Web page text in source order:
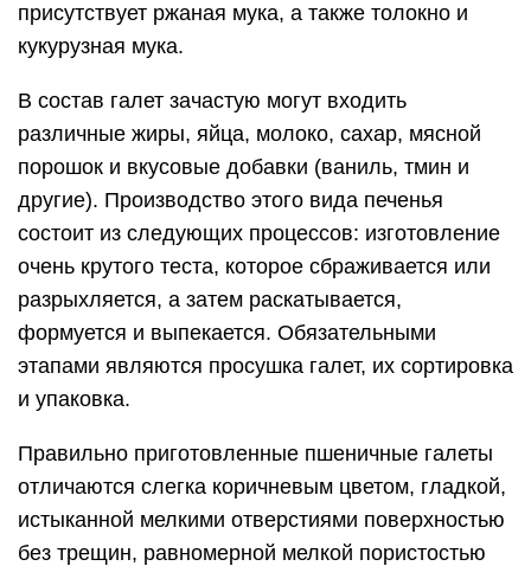
присутствует ржаная мука, а также толокно и
кукурузная мука.
В состав галет зачастую могут входить
различные жиры, яйца, молоко, сахар, мясной
порошок и вкусовые добавки (ваниль, тмин и
другие). Производство этого вида печенья
состоит из следующих процессов: изготовление
очень крутого теста, которое сбраживается или
разрыхляется, а затем раскатывается,
формуется и выпекается. Обязательными
этапами являются просушка галет, их сортировка
и упаковка.
Правильно приготовленные пшеничные галеты
отличаются слегка коричневым цветом, гладкой,
истыканной мелкими отверстиями поверхностью
без трещин, равномерной мелкой пористостью